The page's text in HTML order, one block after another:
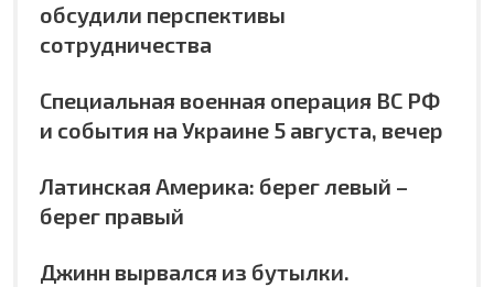
обсудили перспективы
сотрудничества
Специальная военная операция ВС РФ
и события на Украине 5 августа, вечер
Латинская Америка: берег левый –
берег правый
Джинн вырвался из бутылки.